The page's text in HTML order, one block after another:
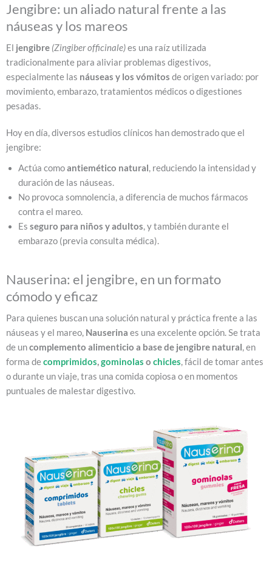
Jengibre: un aliado natural frente a las
náuseas y los mareos
El jengibre (Zingiber officinale)es una raíz utilizada
tradicionalmente para aliviar problemas digestivos,
especialmente las náuseas y los vómitos de origen variado: por
movimiento, embarazo, tratamientos médicos o digestiones
pesadas.
Hoy en día, diversos estudios clínicos han demostrado que el
jengibre:
Actúa comoantiemético natural, reduciendo la intensidad y
duración de las náuseas.
No provoca somnolencia, a diferencia de muchos fármacos
contra el mareo.
Es seguro para niños y adultos, y también durante el
embarazo (previa consulta médica).
Nauserina: el jengibre, en un formato
cómodo y eficaz
Para quienes buscan una solución natural y práctica frente a las
náuseas y el mareo, Nauserina es una excelente opción. Se trata
de uncomplemento alimenticio a base de jengibre natural, en
forma decomprimidos,gominolas o chicles, fácil de tomar antes
o durante un viaje, tras una comida copiosa o en momentos
puntuales de malestar digestivo.